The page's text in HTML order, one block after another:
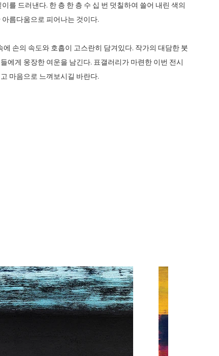
를 드러낸다. 한 층 한 층 수 십 번 덧칠하여 쓸어 내린 색의
름다움으로 피어나는 것이다.
손의 속도와 호흡이 고스란히 담겨있다. 작가의 대담한 붓
에게 웅장한 여운을 남긴다. 표갤러리가 마련한 이번 전시
마음으로 느껴보시길 바란다.